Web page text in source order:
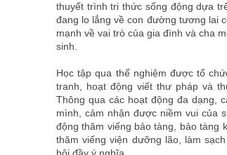
thuyết trình tri thức sống động dựa
đang lo lắng về con đường tương lai
mạnh về vai trò của gia đình và cha
sinh.
Học tập qua thể nghiệm được tổ
tranh, hoạt động viết thư pháp và
Thông qua các hoạt động đa dạng,
mình, cảm nhận được niềm vui của
động thăm viếng bảo tàng, bảo tàng
thăm viếng viện dưỡng lão, làm